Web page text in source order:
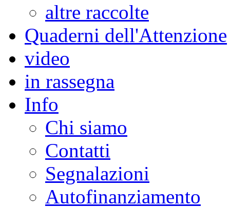
altre raccolte
Quaderni dell'Attenzione
video
in rassegna
Info
Chi siamo
Contatti
Segnalazioni
Autofinanziamento